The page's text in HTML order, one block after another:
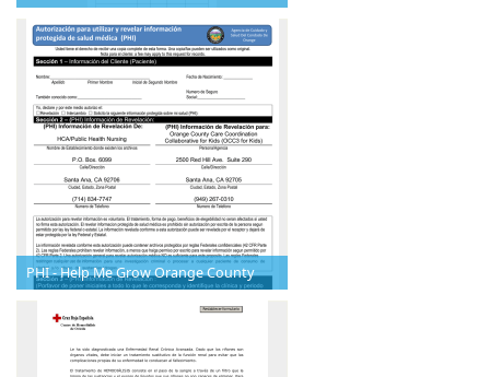
PHI - Help Me Grow Orange County